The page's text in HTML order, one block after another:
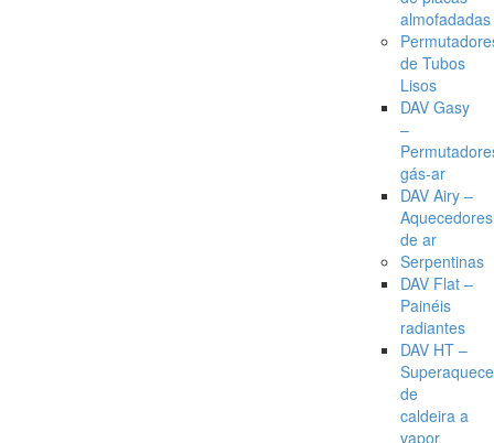
almofadadas
de Tubos
Lisos
DAV Gasy
–
gás-ar
DAV Airy –
Aquecedores
de ar
Serpentinas
DAV Flat –
Painéis
radiantes
DAV HT –
de
caldeira a
vapor